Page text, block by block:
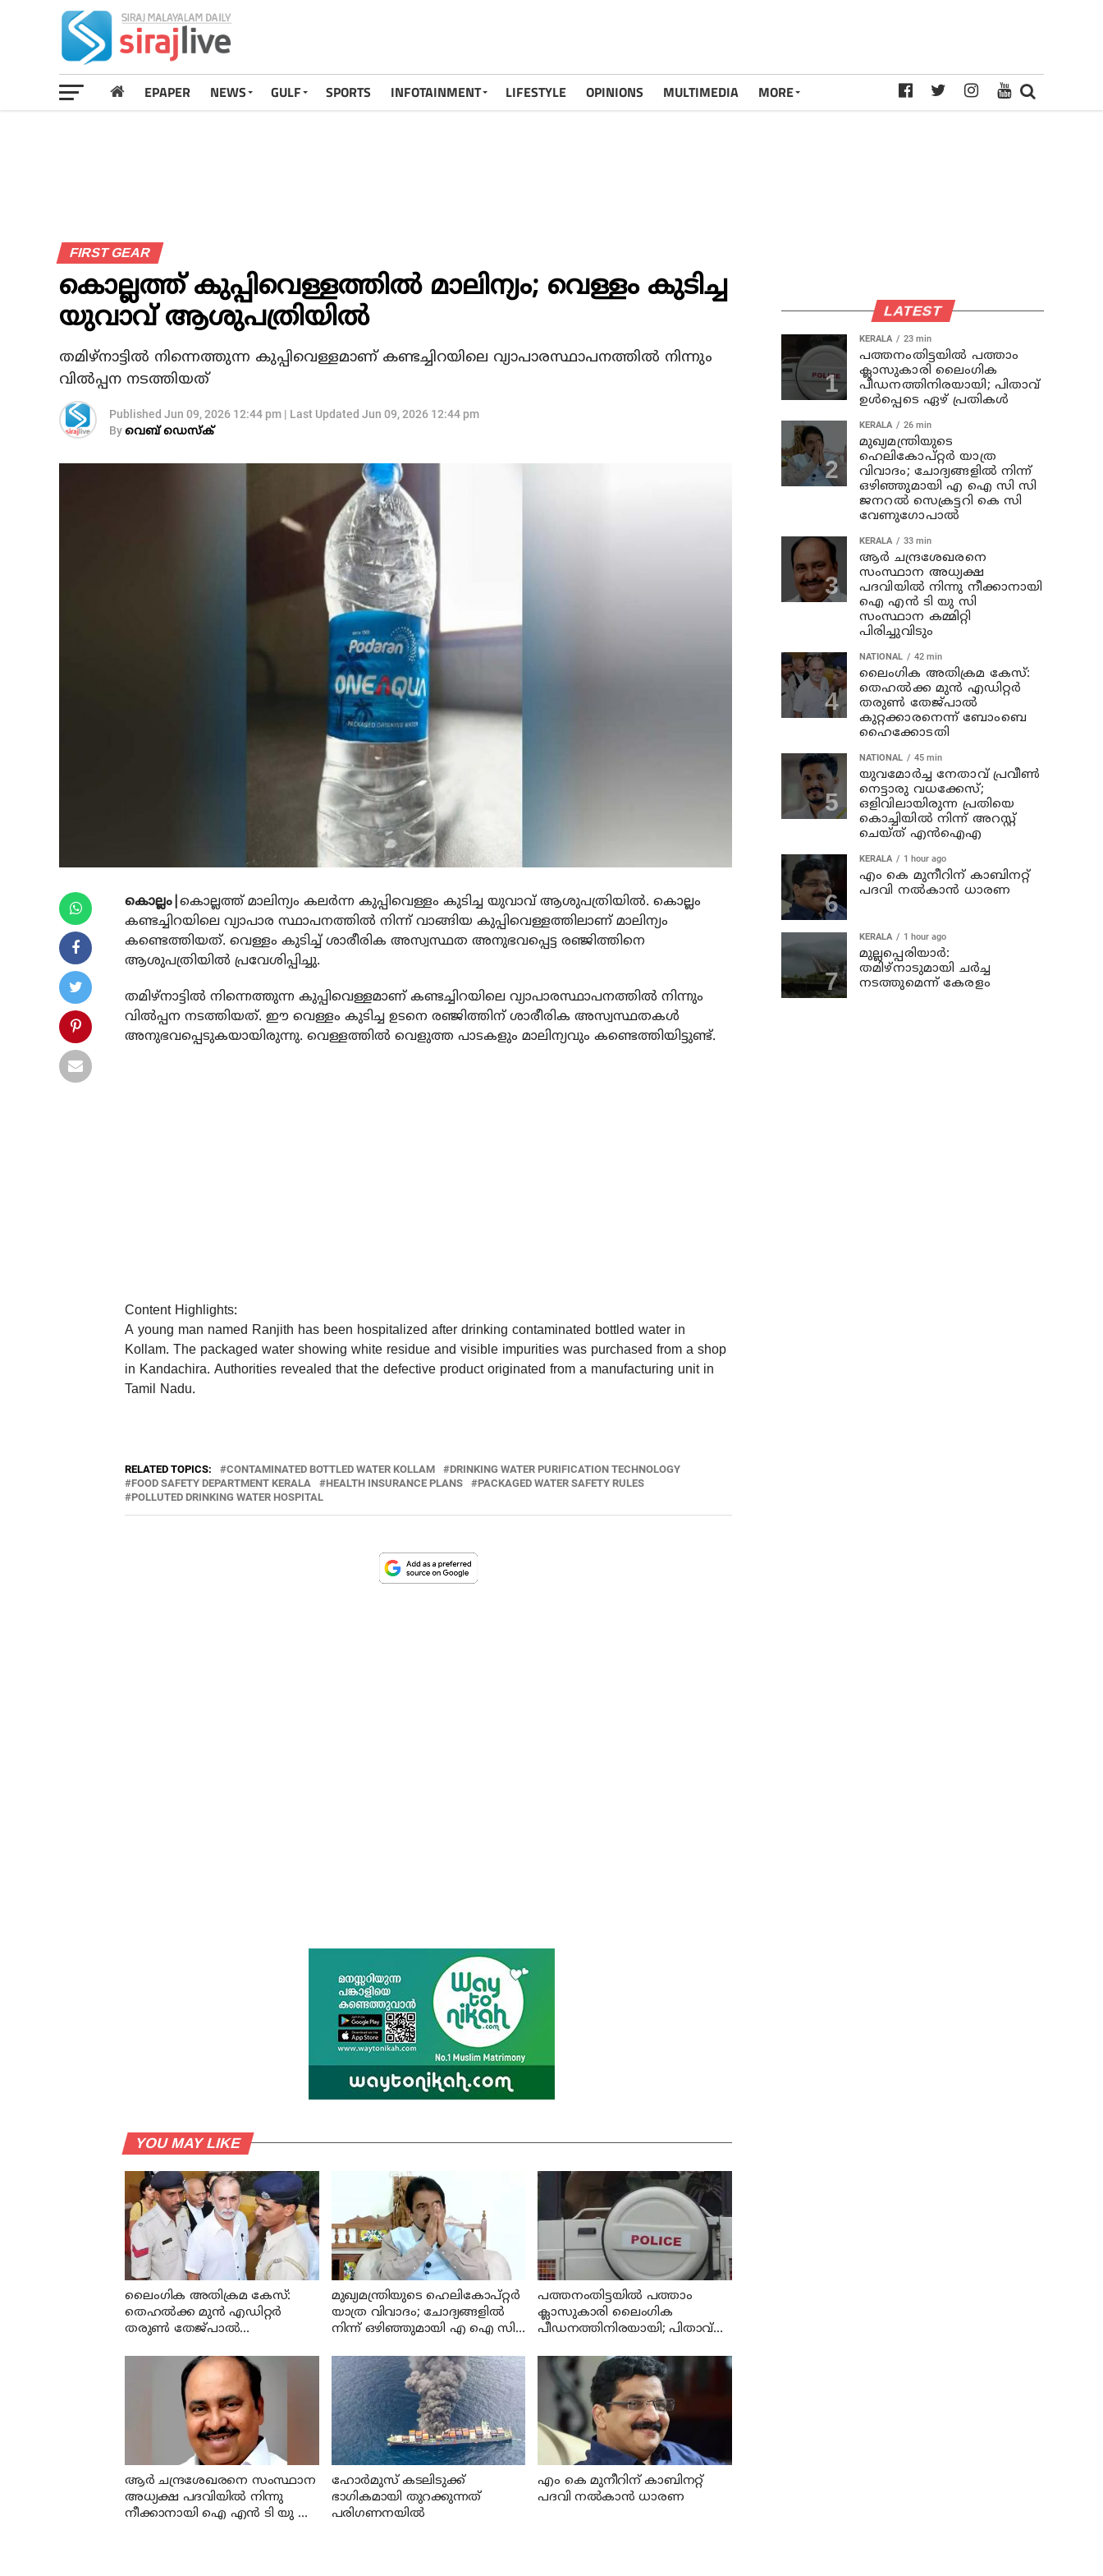
EPAPER NEWS GULF SPORTS INFOTAINMENT LIFESTYLE OPINIONS MULTIMEDIA MORE
FIRST GEAR
കൊല്ലത്ത് കുപ്പിവെള്ളത്തില്‍ മാലിന്യം; വെള്ളം കുടിച്ച
യുവാവ് ആശുപത്രിയില്‍
തമിഴ്നാട്ടില്‍ നിന്നെത്തുന്ന കുപ്പിവെള്ളമാണ് കണ്ടച്ചിറയിലെ വ്യാപാരസ്ഥാപനത്തില്‍ നിന്നും
വില്‍പ്പന നടത്തിയത്
Published Jun 09, 2026 12:44 pm | Last Updated Jun 09, 2026 12:44 pm
Byവെബ് ഡെസ്‌ക്
കൊല്ലം| കൊല്ലത്ത് മാലിന്യം കലര്‍ന്ന കുപ്പിവെള്ളം കുടിച്ച യുവാവ് ആശുപത്രിയില്‍. കൊല്ലം
കണ്ടച്ചിറയിലെ വ്യാപാര സ്ഥാപനത്തില്‍ നിന്ന് വാങ്ങിയ കുപ്പിവെള്ളത്തിലാണ് മാലിന്യം
കണ്ടെത്തിയത്. വെള്ളം കുടിച്ച് ശാരീരിക അസ്വസ്ഥത അനുഭവപ്പെട്ട രഞ്ജിത്തിനെ
ആശുപത്രിയില്‍ പ്രവേശിപ്പിച്ചു.
തമിഴ്നാട്ടില്‍ നിന്നെത്തുന്ന കുപ്പിവെള്ളമാണ് കണ്ടച്ചിറയിലെ വ്യാപാരസ്ഥാപനത്തില്‍ നിന്നും
വില്‍പ്പന നടത്തിയത്. ഈ വെള്ളം കുടിച്ച ഉടനെ രഞ്ജിത്തിന് ശാരീരിക അസ്വസ്ഥതകള്‍
അനുഭവപ്പെടുകയായിരുന്നു. വെള്ളത്തില്‍ വെളുത്ത പാടകളും മാലിന്യവും കണ്ടെത്തിയിട്ടുണ്ട്.
Content Highlights:
A young man named Ranjith has been hospitalized after drinking contaminated bottled water in
Kollam. The packaged water showing white residue and visible impurities was purchased from a shop
in Kandachira. Authorities revealed that the defective product originated from a manufacturing unit in
Tamil Nadu.
RELATED TOPICS: CONTAMINATED BOTTLED WATER KOLLAM
DRINKING WATER PURIFICATION TECHNOLOGY
FOOD SAFETY DEPARTMENT KERALA
HEALTH INSURANCE PLANS
PACKAGED WATER SAFETY RULES
POLLUTED DRINKING WATER HOSPITAL
YOU MAY LIKE
ലൈംഗിക അതിക്രമ കേസ്:
തെഹൽക്ക മുൻ എഡിറ്റർ
തരുൺ തേജ്പാൽ
ഹൈക്കോടതി
മുഖ്യമന്ത്രിയുടെ ഹെലികോപ്റ്റർ
യാത്ര വിവാദം; ചോദ്യങ്ങളിൽ
നിന്ന് ഒഴിഞ്ഞുമായി എ ഐ സി
വേണുഗോപാൽ
പത്തനംതിട്ടയില്‍ പത്താം
ക്ലാസുകാരി ലൈംഗിക
പീഡനത്തിനിരയായി; പിതാവ്
ആര്‍ ചന്ദ്രശേഖരനെ സംസ്ഥാന
അധ്യക്ഷ പദവിയില്‍ നിന്നു
നീക്കാനായി ഐ എന്‍ ടി യു സി
ഹോര്‍മുസ് കടലിടുക്ക്
ഭാഗികമായി തുറക്കുന്നത്
പരിഗണനയില്‍
എം കെ മുനീറിന് കാബിനറ്റ്
പദവി നല്‍കാന്‍ ധാരണ
LATEST
KERALA 23 min
പത്തനംതിട്ടയില്‍ പത്താം
ക്ലാസുകാരി ലൈംഗിക
പീഡനത്തിനിരയായി; പിതാവ്
ഉള്‍പ്പെടെ ഏഴ് പ്രതികള്‍
KERALA 26 min
മുഖ്യമന്ത്രിയുടെ
ഹെലികോപ്റ്റർ യാത്ര
വിവാദം; ചോദ്യങ്ങളിൽ നിന്ന്
ഒഴിഞ്ഞുമായി എ ഐ സി സി
ജനറൽ സെക്രട്ടറി കെ സി
വേണുഗോപാൽ
KERALA 33 min
ആര്‍ ചന്ദ്രശേഖരനെ
സംസ്ഥാന അധ്യക്ഷ
പദവിയില്‍ നിന്നു നീക്കാനായി
ഐ എന്‍ ടി യു സി
സംസ്ഥാന കമ്മിറ്റി
പിരിച്ചുവിടും
NATIONAL 42 min
ലൈംഗിക അതിക്രമ കേസ്:
തെഹൽക്ക മുൻ എഡിറ്റർ
തരുൺ തേജ്പാൽ
കുറ്റക്കാരനെന്ന് ബോംബെ
ഹൈക്കോടതി
NATIONAL 45 min
യുവമോര്‍ച്ച നേതാവ് പ്രവീണ്‍
നെട്ടാരു വധക്കേസ്;
ഒളിവിലായിരുന്ന പ്രതിയെ
കൊച്ചിയില്‍ നിന്ന് അറസ്റ്റ്
ചെയ്ത് എന്‍ഐഎ
KERALA 1 hour ago
എം കെ മുനീറിന് കാബിനറ്റ്
പദവി നല്‍കാന്‍ ധാരണ
KERALA 1 hour ago
മുല്ലപ്പെരിയാര്‍:
തമിഴ്‌നാടുമായി ചര്‍ച്ച
നടത്തുമെന്ന് കേരളം